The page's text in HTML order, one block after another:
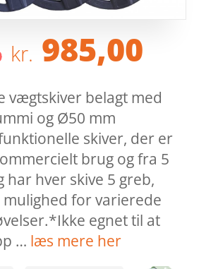
Den
oprindelige
pris
var:
kr. 1.235,00.
kr. 985,00Den
pris
er:
kr.
vægtskiver belagt med
og Ø50 mm
skiver, der er
brug og fra 5
har hver skive 5 greb,
mulighed for varierede
egnet til at
… læs mere her